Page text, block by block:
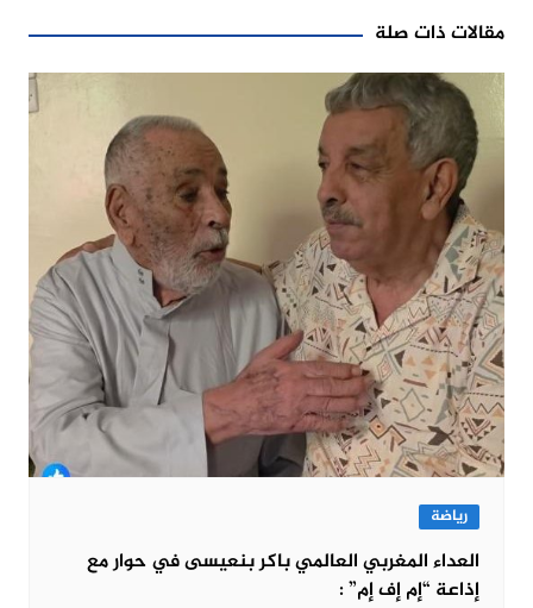
مقالات ذات صلة
رياضة
العداء المغربي العالمي باكر بنعيسى في حوار مع
إذاعة “إم إف إم” :